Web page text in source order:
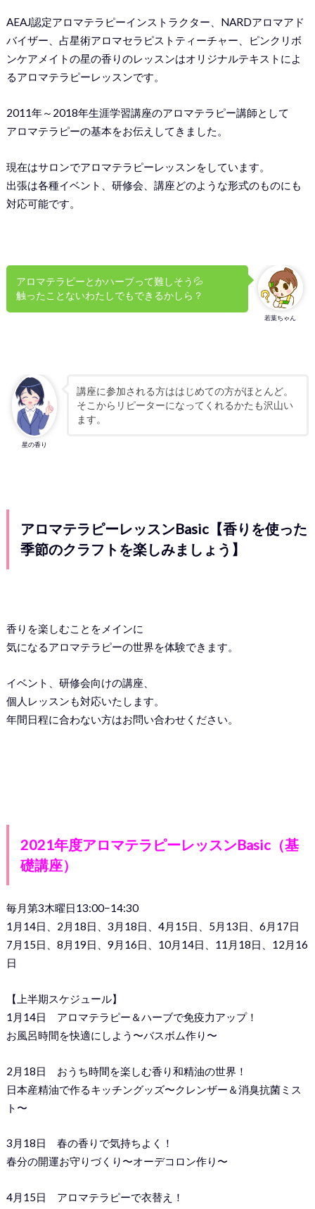
AEAJ認定アロマテラピーインストラクター、NARDアロマアド
バイザー、占星術アロマセラピストティーチャー、ピンクリボ
ンケアメイトの星の香りのレッスンはオリジナルテキストによ
るアロマテラピーレッスンです。
2011年～2018年生涯学習講座のアロマテラピー講師として
アロマテラピーの基本をお伝えしてきました。
現在はサロンでアロマテラピーレッスンをしています。
出張は各種イベント、研修会、講座どのような形式のものにも
対応可能です。
若葉ちゃん
アロマテラピーとかハーブって難しそう💦
触ったことないわたしでもできるかしら？
星の香り
講座に参加される方ははじめての方がほとんど。
そこからリピーターになってくれるかたも沢山い
ます。
アロマテラピーレッスンBasic【香りを使った
季節のクラフトを楽しみましょう】
香りを楽しむことをメインに
気になるアロマテラピーの世界を体験できます。
イベント、研修会向けの講座、
個人レッスンも対応いたします。
年間日程に合わない方はお問い合わせください。
2021年度アロマテラピーレッスンBasic（基
礎講座）
毎月第3木曜日13:00−14:30
1月14日、2月18日、3月18日、4月15日、5月13日、6月17日
7月15日、8月19日、9月16日、10月14日、11月18日、12月16
日
【上半期スケジュール】
1月14日 アロマテラピー＆ハーブで免疫力アップ！
お風呂時間を快適にしよう〜バスボム作り〜
2月18日 おうち時間を楽しむ香り和精油の世界！
日本産精油で作るキッチングッズ〜クレンザー＆消臭抗菌ミス
ト〜
3月18日 春の香りで気持ちよく！
春分の開運お守りづくり〜オーデコロン作り〜
4月15日 アロマテラピーで衣替え！